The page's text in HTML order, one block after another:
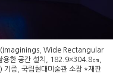
(Imaginings, Wide Rectangular
용한 공간 설치, 182.9×304.8㎝,
기증, 국립현대미술관 소장 *재판